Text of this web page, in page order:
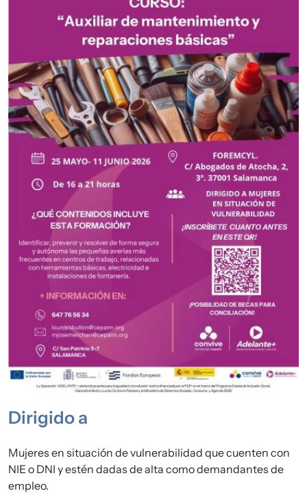
Dirigido a
Mujeres en situación de vulnerabilidad que cuenten con
NIE o DNI y estén dadas de alta como demandantes de
empleo.